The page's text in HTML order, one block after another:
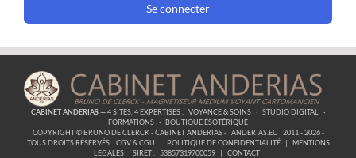
Se connecter
CABINET ANDERIAS— 4 SITES, 4 EXPERTISES : VOYANCE & SOINS · STUDIO DIGITAL
·
FORMATIONS · BOUTIQUE ÉSOTÉRIQUE
COPYRIGHT © BRUNO DE CLERCK - CABINET ANDERIAS - ANDERIAS.EU
2011 - 2026 -
TOUS DROITS RÉSERVÉS.
CGV & CGU | POLITIQUE DE CONFIDENTIALITÉ |
MENTIONS
LÉGALES
| SIRET : 53857319700059 | CONTACT